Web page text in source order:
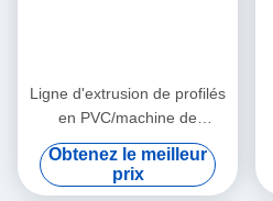
Ligne d'extrusion de profilés
en PVC/machine de
fabrication de profilés en
PVC
Obtenez le meilleur
prix